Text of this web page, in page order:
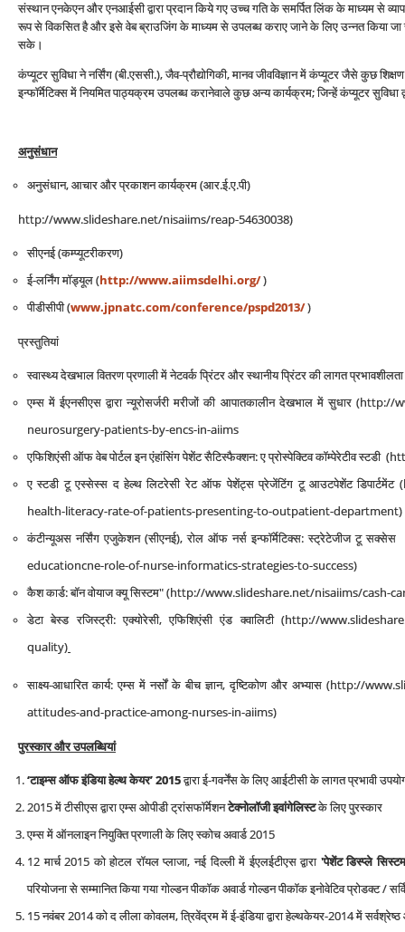
संस्थान एनकेएन और एनआईसी द्वारा प्रदान किये गए उच्च गति के समर्पित लिंक के माध्यम से
रूप से विकसित है और इसे वेब ब्राउजिंग के माध्यम से उपलब्ध कराए जाने के लिए उन्नत किया जा
सके।
कंप्यूटर सुविधा ने नर्सिंग (बी.एससी.), जैव-प्रौद्योगिकी, मानव जीवविज्ञान में कंप्यूटर जैसे कुछ
इन्फॉर्मेटिक्स में नियमित पाठ्यक्रम उपलब्ध करानेवाले कुछ अन्य कार्यक्रम; जिन्हें कंप्यूटर सुविधा
अनुसंधान
अनुसंधान, आचार और प्रकाशन कार्यक्रम (आर.ई.ए.पी)
http://www.slideshare.net/nisaiims/reap-54630038)
सीएनई (कम्प्यूटरीकरण)
ई-लर्निंग मॉड्यूल (http://www.aiimsdelhi.org/)
पीडीसीपी (www.jpnatc.com/conference/pspd2013/)
प्रस्तुतियां
स्वास्थ्य देखभाल वितरण प्रणाली में नेटवर्क प्रिंटर और स्थानीय प्रिंटर की लागत
एम्स में ईएनसीएस द्वारा न्यूरोसर्जरी मरीजों की आपातकालीन देखभाल में सुधार
neurosurgery-patients-by-encs-in-aiims
एफिशिएंसी ऑफ वेब पोर्टल इन एंहांसिंग पेशेंट सैटिस्फैक्शन: ए प्रोस्पेक्टिव कॉम्पेरेटीव
ए स्टडी टू एस्सेस्स द हेल्थ लिटरेसी रेट ऑफ पेशेंट्स प्रेजेंटिंग टू आउटपेशेंट
health-literacy-rate-of-patients-presenting-to-outpatient-department)
कंटीन्यूअस नर्सिंग एजुकेशन (सीएनई), रोल ऑफ नर्स इन्फॉर्मेटिक्स: स्ट्रेटेजीज टू
educationcne-role-of-nurse-informatics-strategies-to-success)
कैश कार्ड: बॉन वोयाज क्यू सिस्टम" (http://www.slideshare.net/nisaiims/cash-
डेटा बेस्ड रजिस्ट्री: एक्योरेसी, एफिशिएंसी एंड क्वालिटी (http://
quality)
साक्ष्य-आधारित कार्य: एम्स में नर्सों के बीच ज्ञान, दृष्टिकोण और अभ्यास (http://
attitudes-and-practice-among-nurses-in-aiims)
पुरस्कार और उपलब्धियां
‘टाइम्स ऑफ इंडिया हेल्थ केयर’2015द्वारा ई-गवर्नेंस के लिए आईटीसी के लागत प्रभावी
2015 में टीसीएस द्वारा एम्स ओपीडी ट्रांसफॉर्मेशनटेक्नोलॉजी इवांगेलिस्टके लिए पुरस्कार
एम्स में ऑनलाइन नियुक्ति प्रणाली के लिए स्कोच अवार्ड 2015
12 मार्च 2015 को होटल रॉयल प्लाजा, नई दिल्ली में ईएलईटीएस द्वारा 'पेशेंट डिस्प्ले सिस्टम
परियोजना से सम्मानित किया गया गोल्डन पीकॉक अवार्ड गोल्डन पीकॉक इनोवेटिव प्रोडक्ट /
15 नवंबर 2014 को द लीला कोवलम, त्रिवेंद्रम में ई-इंडिया द्वारा हेल्थकेयर-2014 में